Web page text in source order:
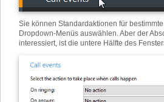
Sie können Standardaktionen für
Dropdown-Menüs auswählen. Aber der
interessiert, ist die untere Hälfte des